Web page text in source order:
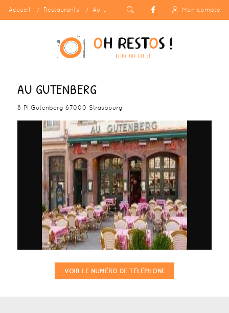
Accueil Restaurants Au Gutenberg Mon compte
AU GUTENBERG
8 Pl Gutenberg 67000 Strasbourg
VOIR LE NUMÉRO DE TÉLÉPHONE